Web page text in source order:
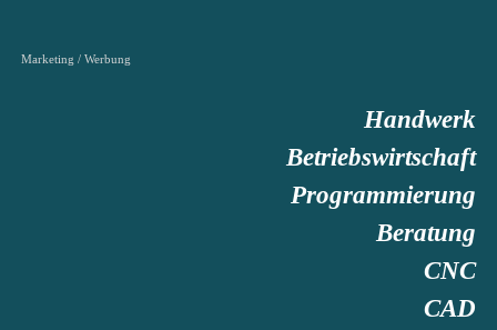
Marketing / Werbung
Handwerk
Betriebswirtschaft
Programmierung
Beratung
CNC
CAD